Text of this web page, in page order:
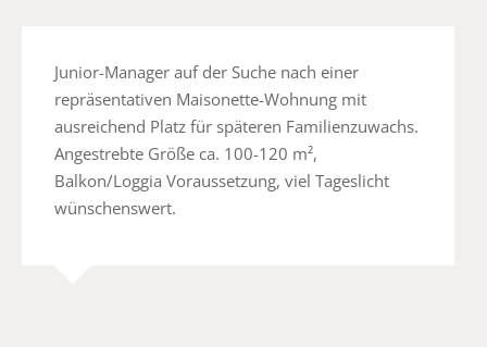
Junior-Manager auf der Suche nach einer
repräsentativen Maisonette-Wohnung mit
ausreichend Platz für späteren Familienzuwachs.
Angestrebte Größe ca. 100-120 m²,
Balkon/Loggia Voraussetzung, viel Tageslicht
wünschenswert.